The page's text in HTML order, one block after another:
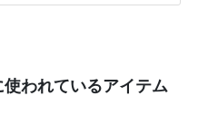
われているアイテム